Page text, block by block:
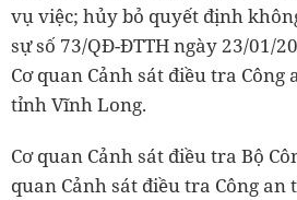
vụ việc; hủy bỏ quyết định
sự số 73/QĐ-ĐTTH ngày 23/01/
Cơ quan Cảnh sát điều tra Công
tỉnh Vĩnh Long.
Cơ quan Cảnh sát điều tra Bộ
quan Cảnh sát điều tra Công